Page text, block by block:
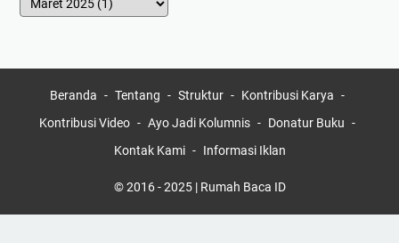
Beranda Tentang Struktur
Kontribusi Karya
Kontribusi Video
Ayo Jadi Kolumnis
Donatur Buku
Kontak Kami
Informasi Iklan
© 2016 - 2025 | Rumah Baca ID